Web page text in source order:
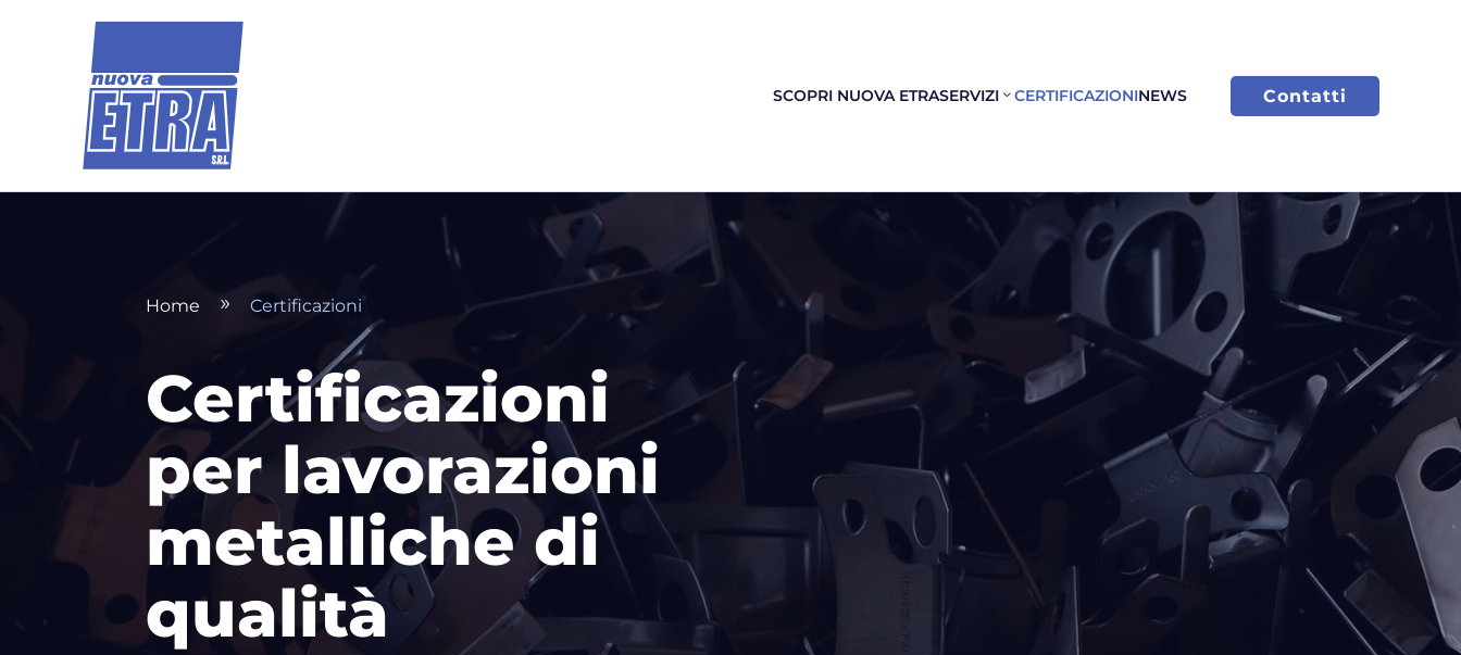
SCOPRI NUOVA ETRASERVIZI CERTIFICAZIONINEWS Contatti
Home 9 Certificazioni
Certificazioni
per lavorazioni
metalliche di
qualità